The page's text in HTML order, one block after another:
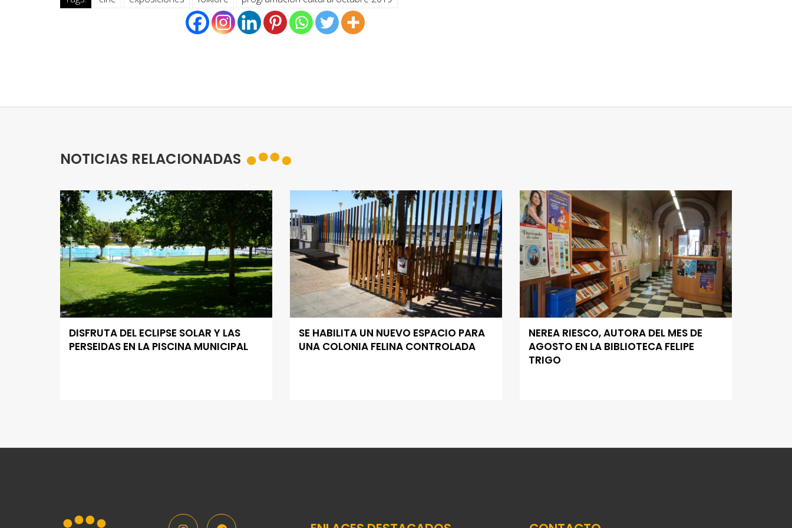
NOTICIAS RELACIONADAS
DISFRUTA DEL ECLIPSE SOLAR Y LAS
PERSEIDAS EN LA PISCINA MUNICIPAL
SE HABILITA UN NUEVO ESPACIO PARA
UNA COLONIA FELINA CONTROLADA
NEREA RIESCO, AUTORA DEL MES DE
AGOSTO EN LA BIBLIOTECA FELIPE
TRIGO